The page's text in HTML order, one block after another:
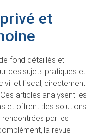
et
fond détaillés et
des sujets pratiques et
et fiscal, directement
articles analysent les
et offrent des solutions
par les
la revue